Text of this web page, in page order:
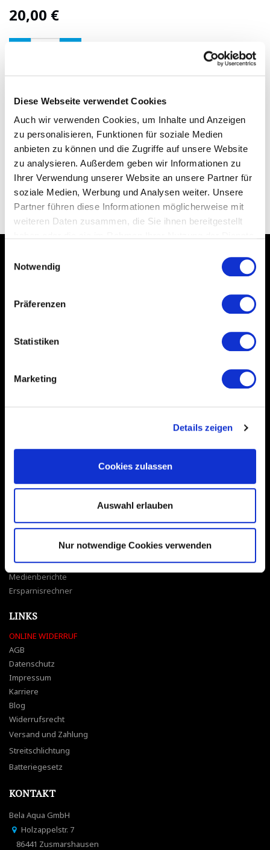
Diese Webseite verwendet Cookies
Auch wir verwenden Cookies, um Inhalte und Anzeigen
zu personalisieren, Funktionen für soziale Medien
anbieten zu können und die Zugriffe auf unsere Website
zu analysieren. Außerdem geben wir Informationen zu
Ihrer Verwendung unserer Website an unsere Partner für
soziale Medien, Werbung und Analysen weiter. Unsere
Partner führen diese Informationen möglicherweise mit
weiteren Daten zusammen, die Sie ihnen bereitgestellt
Notwendig
Präferenzen
Statistiken
Marketing
Details zeigen
Cookies zulassen
Auswahl erlauben
Nur notwendige Cookies verwenden
20,00 €
PRODUKTBESCHREIBUNG
ZURÜCK
*Alle Preise inkl. gesetzl. MwSt., zzgl. Versandkosten
SOCIAL MEDIA
Instagram
YouTube
Filterwechsel Support
Kostenloser Wassertest
Reklamations-/Überprüfungsauftrag
Newsletter abonnieren
Medienberichte
Ersparnisrechner
LINKS
ONLINE WIDERRUF
AGB
Datenschutz
Impressum
Karriere
Blog
Widerrufsrecht
Versand und Zahlung
Streitschlichtung
Batteriegesetz
KONTAKT
Bela Aqua GmbH
Holzappelstr. 7
86441 Zusmarshausen